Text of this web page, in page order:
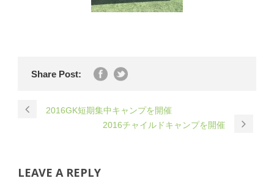
Share Post:
2016GK短期集中キャンプを開催
2016チャイルドキャンプを開催
LEAVE A REPLY